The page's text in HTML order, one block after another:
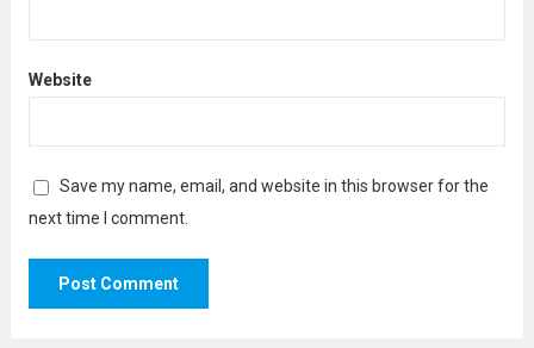
Website
Save my name, email, and website in this browser for the
next time I comment.